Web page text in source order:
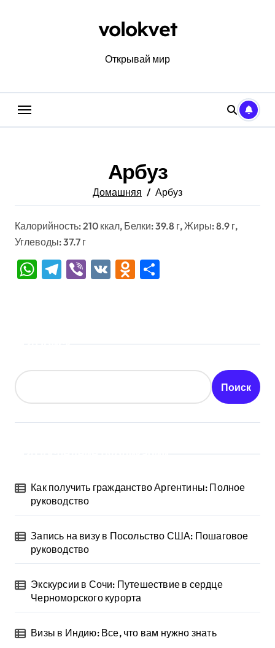
volokvet
Открывай мир
Арбуз
Домашняя Арбуз
Калорийность: 210 ккал, Белки: 39.8 г, Жиры: 8.9 г,
Углеводы: 37.7 г
WhatsApp
Telegram
Viber
VK Odnoklassniki
Поиск
Как получить гражданство Аргентины: Полное
руководство
Запись на визу в Посольство США: Пошаговое
руководство
Экскурсии в Сочи: Путешествие в сердце
Черноморского курорта
Визы в Индию: Все, что вам нужно знать